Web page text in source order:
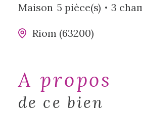
Maison 5 pièce(s) 3
Riom (63200)
a propos
de ce bien